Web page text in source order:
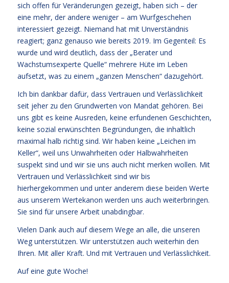
sich offen für Veränderungen gezeigt, haben sich – der
eine mehr, der andere weniger – am Wurfgeschehen
interessiert gezeigt. Niemand hat mit Unverständnis
reagiert; ganz genauso wie bereits 2019. Im Gegenteil: Es
wurde und wird deutlich, dass der „Berater und
Wachstumsexperte Quelle“ mehrere Hüte im Leben
aufsetzt, was zu einem „ganzen Menschen“ dazugehört.
Ich bin dankbar dafür, dass Vertrauen und Verlässlichkeit
seit jeher zu den Grundwerten von Mandat gehören. Bei
uns gibt es keine Ausreden, keine erfundenen Geschichten,
keine sozial erwünschten Begründungen, die inhaltlich
maximal halb richtig sind. Wir haben keine „Leichen im
Keller“, weil uns Unwahrheiten oder Halbwahrheiten
suspekt sind und wir sie uns auch nicht merken wollen. Mit
Vertrauen und Verlässlichkeit sind wir bis
hierhergekommen und unter anderem diese beiden Werte
aus unserem Wertekanon werden uns auch weiterbringen.
Sie sind für unsere Arbeit unabdingbar.
Vielen Dank auch auf diesem Wege an alle, die unseren
Weg unterstützen. Wir unterstützen auch weiterhin den
Ihren. Mit aller Kraft. Und mit Vertrauen und Verlässlichkeit.
Auf eine gute Woche!